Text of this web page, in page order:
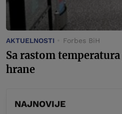
AKTUELNOSTI Forbes BiH
Sa rastom
hrane
NAJNOVIJE